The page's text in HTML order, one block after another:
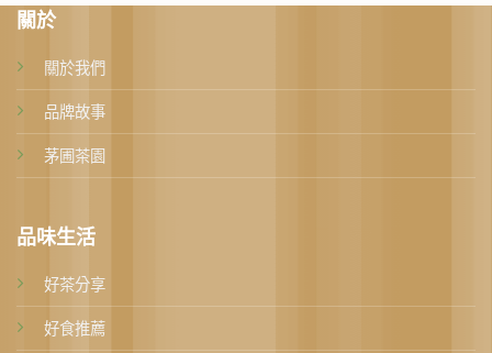
關於
關於我們
品牌故事
茅圃茶園
品味生活
好茶分享
好食推薦